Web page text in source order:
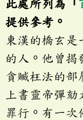
此處所列為「
提供參考。
東漢的橋玄是
的人。他曾揭
貪贓枉法的部
上書靈帝彈
罪行。有一次